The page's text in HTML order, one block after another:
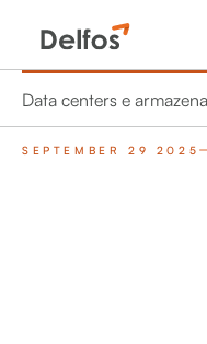
SEPTEMBER 29 2025